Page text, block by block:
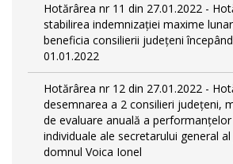
Hotărârea nr 11 din 27.01.2022 -
stabilirea indemnizației maxime
beneficia consilierii județeni
01.01.2022
Hotărârea nr 12 din 27.01.2022 -
desemnarea a 2 consilieri județeni,
de evaluare anuală a
individuale ale secretarului general
domnul Voica Ionel